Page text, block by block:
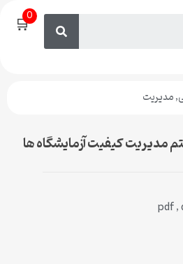
🛒0
,مدیریت
مدیریت کیفیت آزمایشگاه ها